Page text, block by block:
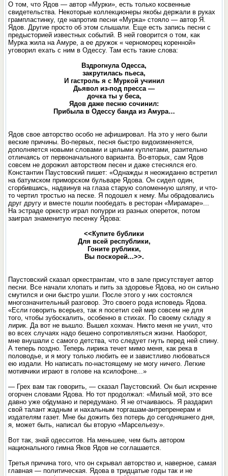
О том, что Ядов — автор «Мурки», есть только косвенные
свидетельства. Некоторые коллекционеры якобы держали в руках
грампластинку, где напротив песни «Мурка» стояло — автор Я.
Ядов. Другие просто об этом слышали. Еще есть запись песни с
предысторией известных событий. В ней говорится о том, как
Мурка жила на Амуре, а ее дружок « черноморец коренной»
уговорил ехать с ним в Одессу. Там есть такие слова:
Вздрогнула Одесса,
закрутилась пьеса,
И гастроль я с Муркой учинил
Дьявол из-под пресса —
дочка ты у беса,
Ядов даже песню сочинил:
Прибыла в Одессу банда из Амура…
Ядов свое авторство особо не афишировал. На это у него были
веские причины. Во-первых, песня быстро видоизменяется,
дополняется новыми словами и целыми куплетами, разительно
отличаясь от первоначального варианта. Во-вторых, сам Ядов
совсем не дорожил авторством песен и даже стеснялся его.
Константин Паустовский пишет: «Однажды я неожиданно встретил
на батумском приморском бульваре Ядова. Он сидел один,
сгорбившись, надвинув на глаза старую соломенную шляпу, и что-
то чертил тростью на песке. Я подошел к нему. Мы обрадовались
друг другу и вместе пошли пообедать в ресторан «Мирамаре»...
На эстраде оркестр играл попурри из разных опереток, потом
заиграл знаменитую песенку Ядова:
<<Купите бублики
Для всей республики,
Гоните рублики,
Вы поскорей...>>.
Паустовский сказал оркестрантам, что в зале присутствует автор
песни. Все начали хлопать и пить за здоровье Ядова, но он сильно
смутился и они быстро ушли. После этого у них состоялся
многозначительный разговор. Это своего рода исповедь Ядова.
«Если говорить всерьез, так я посетил сей мир совсем не для
того, чтобы зубоскалить, особенно в стихах. По своему складу я
лирик. Да вот не вышло. Вышел хохмач. Никто меня не учил, что
во всех случаях надо бешено сопротивляться жизни. Наоборот,
мне внушали с самого детства, что следует гнуть перед ней спину.
А теперь поздно. Теперь лирика течет мимо меня, как река в
половодье, и я могу только любить ее и завистливо любоваться
ею издали. Но написать по-настоящему не могу ничего. Легкие
мотивчики играют в голове на ксилофоне...»
— Грех вам так говорить, — сказал Паустовский. Он был искренне
огорчен словами Ядова. Но тот продолжал: «Милый мой, это все
давно уже обдумано и передумано. Я не отчаиваюсь. Я раздарил
свой талант жадным и нахальным торгашам-антрепренерам и
издателям газет. Мне бы дожить без потерь до сегодняшнего дня,
я, может быть, написал бы вторую «Марсельезу».
Вот так, знай одесситов. На меньшее, чем быть автором
национального гимна Яков Ядов не соглашается.
Третья причина того, что он скрывал авторство и, наверное, самая
главная — политическая. Ядова в тридцатые годы так и не